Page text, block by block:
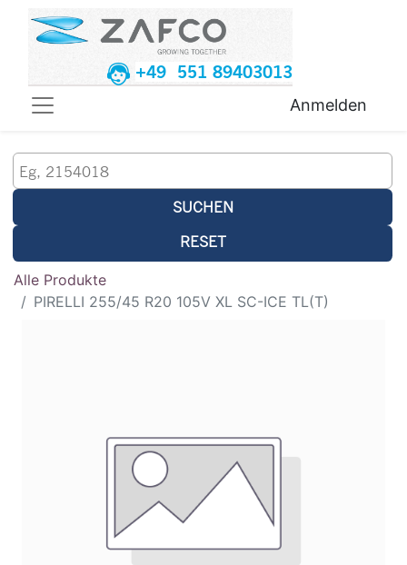
+49 551 89403013
Anmelden
SUCHEN
RESET
Alle Produkte
PIRELLI 255/45 R20 105V XL SC-ICE TL(T)